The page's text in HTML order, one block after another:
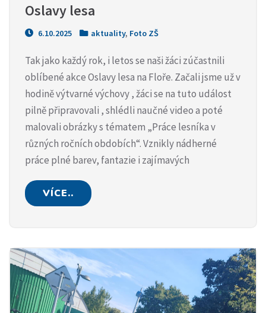
Oslavy lesa
6.10.2025 aktuality, Foto ZŠ
Tak jako každý rok, i letos se naši žáci zúčastnili
oblíbené akce Oslavy lesa na Floře. Začali jsme už v
hodině výtvarné výchovy , žáci se na tuto událost
pilně připravovali , shlédli naučné video a poté
malovali obrázky s tématem „Práce lesníka v
různých ročních obdobích“. Vznikly nádherné
práce plné barev, fantazie i zajímavých
VÍCE..